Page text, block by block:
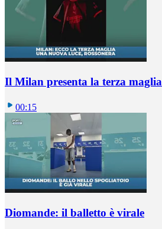
Il Milan presenta la terza maglia
00:15
Diomande: il balletto è virale